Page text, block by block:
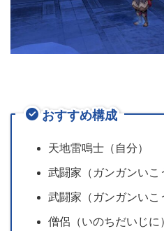
おすすめ構成
天地雷鳴士（自分）
武闘家（ガンガンいこ
武闘家（ガンガンいこ
僧侶（いのちだいじに